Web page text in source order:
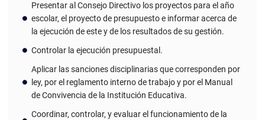
Presentar al Consejo Directivo los proyectos para el año
escolar, el proyecto de presupuesto e informar acerca de
la ejecución de este y de los resultados de su gestión.
Controlar la ejecución presupuestal.
Aplicar las sanciones disciplinarias que corresponden por
ley, por el reglamento interno de trabajo y por el Manual
de Convivencia de la Institución Educativa.
Coordinar, controlar, y evaluar el funcionamiento de la